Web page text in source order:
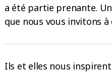
a été partie prenante.
que nous vous invitons à
Ils et elles nous